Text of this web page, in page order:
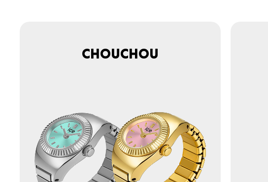
Chouchou